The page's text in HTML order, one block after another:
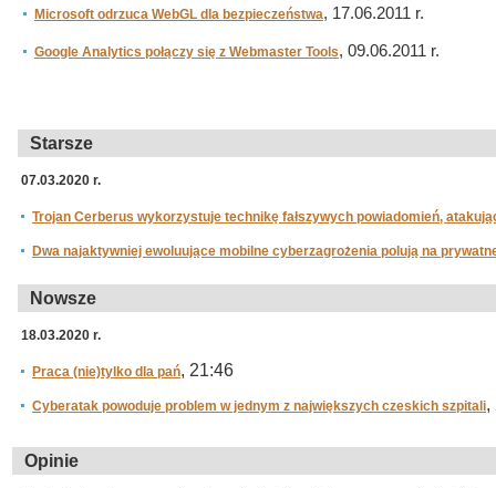
Microsoft odrzuca WebGL dla bezpieczeństwa, 17.06.2011 r.
Google Analytics połączy się z Webmaster Tools, 09.06.2011 r.
Starsze
07.03.2020 r.
Trojan Cerberus wykorzystuje technikę fałszywych powiadomień,
Dwa najaktywniej ewoluujące mobilne cyberzagrożenia polują na
Nowsze
18.03.2020 r.
Praca (nie)tylko dla pań, 21:46
Cyberatak powoduje problem w jednym z największych czeskich szpitali,
Opinie